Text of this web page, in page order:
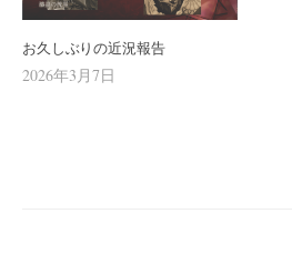
お久しぶりの近況報告
2026年3月7日